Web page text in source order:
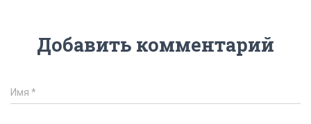
Добавить комментарий
Имя *